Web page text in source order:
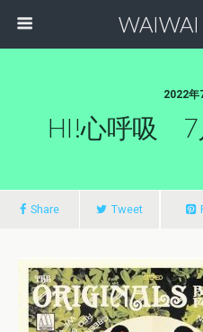
2022年
HI!心呼吸 7
Share Tweet